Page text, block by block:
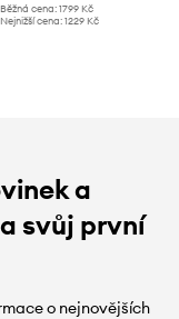
Běžná cena: 1799 Kč
Nejnižší cena: 1229 Kč
a
svůj první
o nejnovějších